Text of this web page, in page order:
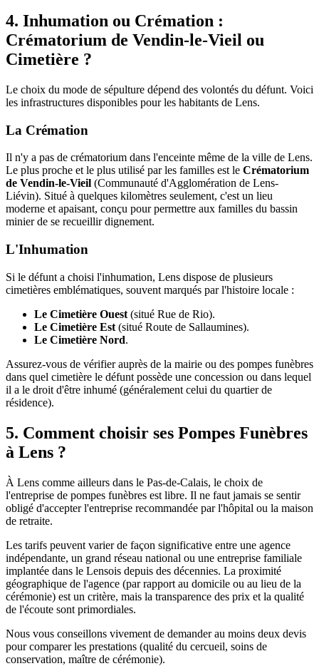
4. Inhumation ou Crémation :
Crématorium de Vendin-le-Vieil ou
Cimetière ?
Le choix du mode de sépulture dépend des volontés du défunt. Voici
les infrastructures disponibles pour les habitants de Lens.
La Crémation
Il n'y a pas de crématorium dans l'enceinte même de la ville de Lens.
Le plus proche et le plus utilisé par les familles est le Crématorium
de Vendin-le-Vieil (Communauté d'Agglomération de Lens-
Liévin). Situé à quelques kilomètres seulement, c'est un lieu
moderne et apaisant, conçu pour permettre aux familles du bassin
minier de se recueillir dignement.
L'Inhumation
Si le défunt a choisi l'inhumation, Lens dispose de plusieurs
cimetières emblématiques, souvent marqués par l'histoire locale :
Le Cimetière Ouest (situé Rue de Rio).
Le Cimetière Est (situé Route de Sallaumines).
Le Cimetière Nord.
Assurez-vous de vérifier auprès de la mairie ou des pompes funèbres
dans quel cimetière le défunt possède une concession ou dans lequel
il a le droit d'être inhumé (généralement celui du quartier de
résidence).
5. Comment choisir ses Pompes Funèbres
à Lens ?
À Lens comme ailleurs dans le Pas-de-Calais, le choix de
l'entreprise de pompes funèbres est libre. Il ne faut jamais se sentir
obligé d'accepter l'entreprise recommandée par l'hôpital ou la maison
de retraite.
Les tarifs peuvent varier de façon significative entre une agence
indépendante, un grand réseau national ou une entreprise familiale
implantée dans le Lensois depuis des décennies. La proximité
géographique de l'agence (par rapport au domicile ou au lieu de la
cérémonie) est un critère, mais la transparence des prix et la qualité
de l'écoute sont primordiales.
Nous vous conseillons vivement de demander au moins deux devis
pour comparer les prestations (qualité du cercueil, soins de
conservation, maître de cérémonie).